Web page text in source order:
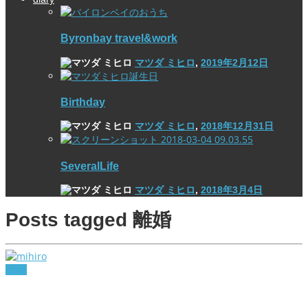
Byronbay travel&work
マツダ ミヒロ, 2019年2月12日
Birthday
マツダ ミヒロ, 2018年12月31日
SeveralLife
マツダ ミヒロ, 2018年3月4日
Posts tagged 離婚